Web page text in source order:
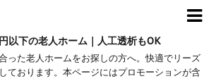
以下の老人ホーム｜人工透析もOK
った老人ホームをお探しの方へ。快適でリーズ
ております。本ページにはプロモーションが含